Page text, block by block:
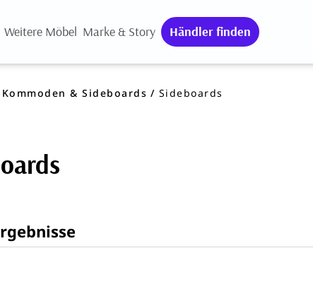
Weitere Möbel Marke & Story Händler finden
Kommoden & Sideboards Sideboards